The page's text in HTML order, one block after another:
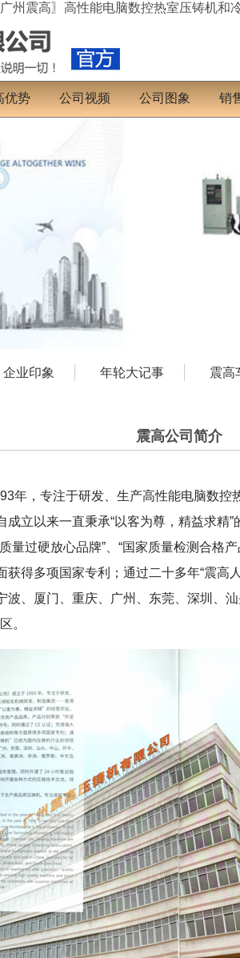
州震高〗高性能电脑数控热室压铸机和
优势 公司视频 公司图象 销
企业印象 年轮大记事 震高
震高公司简介
年，专注于研发、生产高性能电脑数
立以来一直秉承“以客为尊，精益求
量过硬放心品牌”、“国家质量检测合
得多项国家专利；通过二十多年“震高
波、厦门、重庆、广州、东莞、深圳、
。